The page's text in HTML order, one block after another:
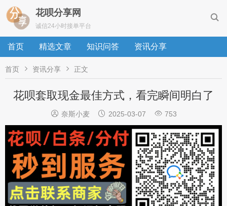

花呗分享网
诚信24小时接单平台
首页 精选文章 知识问答 资讯分享
首页  资讯分享  正文
花呗套取现金最佳方式，看完瞬间明白了
 奈斯小麦  2025-03-07  753